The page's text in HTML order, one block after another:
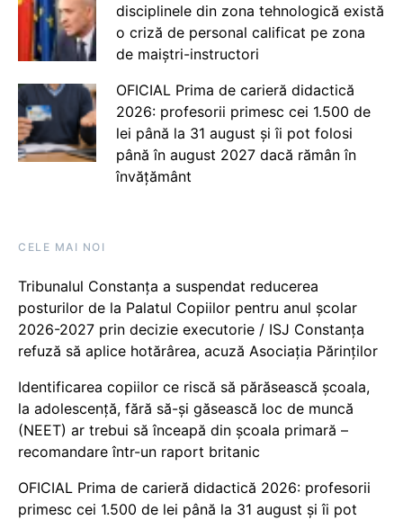
disciplinele din zona tehnologică există
o criză de personal calificat pe zona
de maiștri-instructori
OFICIAL Prima de carieră didactică
2026: profesorii primesc cei 1.500 de
lei până la 31 august și îi pot folosi
până în august 2027 dacă rămân în
învățământ
CELE MAI NOI
Tribunalul Constanța a suspendat reducerea
posturilor de la Palatul Copiilor pentru anul școlar
2026-2027 prin decizie executorie / ISJ Constanța
refuză să aplice hotărârea, acuză Asociația Părinților
Identificarea copiilor ce riscă să părăsească școala,
la adolescență, fără să-și găsească loc de muncă
(NEET) ar trebui să înceapă din școala primară –
recomandare într-un raport britanic
OFICIAL Prima de carieră didactică 2026: profesorii
primesc cei 1.500 de lei până la 31 august și îi pot